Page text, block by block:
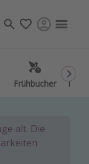
Frühbucher
Frühbucher
alt. Die